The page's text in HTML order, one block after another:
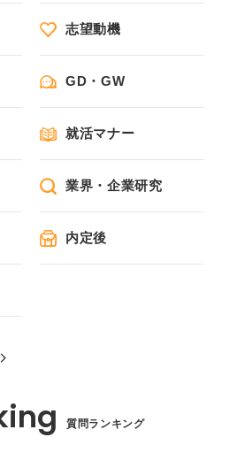
志望動機
GD・GW
就活マナー
業界・企業研究
内定後
質問ランキング